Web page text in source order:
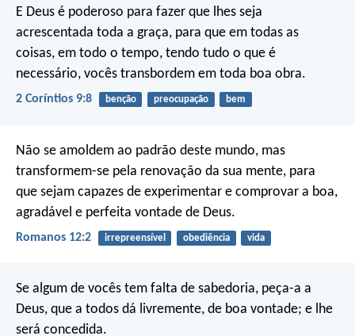
E Deus é poderoso para fazer que lhes seja
acrescentada toda a graça, para que em todas as
coisas, em todo o tempo, tendo tudo o que é
necessário, vocês transbordem em toda boa obra.
2 Coríntios 9:8 benção preocupação bem
Não se amoldem ao padrão deste mundo, mas
transformem-se pela renovação da sua mente, para
que sejam capazes de experimentar e comprovar a boa,
agradável e perfeita vontade de Deus.
Romanos 12:2 irrepreensível obediência vida
Se algum de vocês tem falta de sabedoria, peça-a a
Deus, que a todos dá livremente, de boa vontade; e lhe
será concedida.